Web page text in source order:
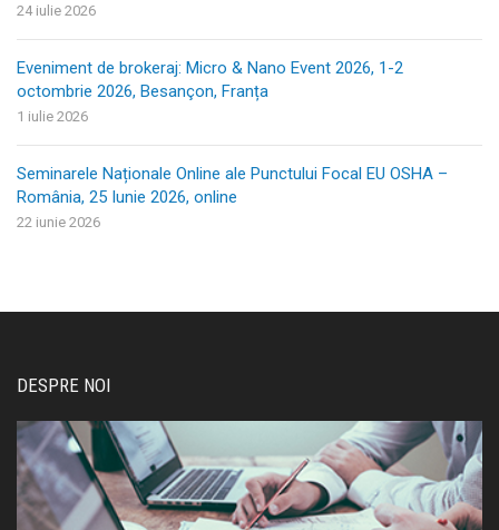
24 iulie 2026
Eveniment de brokeraj: Micro & Nano Event 2026, 1-2
octombrie 2026, Besançon, Franța
1 iulie 2026
Seminarele Naționale Online ale Punctului Focal EU OSHA –
România, 25 Iunie 2026, online
22 iunie 2026
DESPRE NOI